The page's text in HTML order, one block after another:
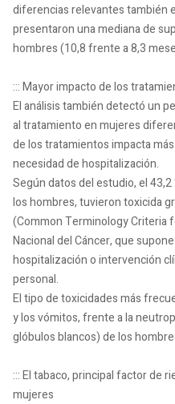
diferencias relevantes también
presentaron una mediana de
hombres (10,8 frente a 8,3
::: Mayor impacto de los
El análisis también detectó un
al tratamiento en mujeres
de los tratamientos impacta
necesidad de hospitalización.
Según datos del estudio, el
los hombres, tuvieron toxicida
(Common Terminology Criteria
Nacional del Cáncer, que
hospitalización o intervención
personal.
El tipo de toxicidades más
y los vómitos, frente a la
glóbulos blancos) de los
::: El tabaco, principal factor de
mujeres